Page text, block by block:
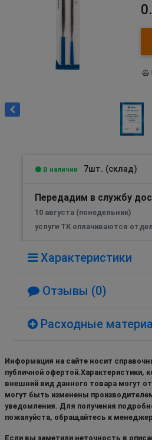
В наличии 7шт. (склад)
Передадим в службу
10 августа (понедельник)
услуги ТК оплачиваются
Характеристики
Отзывы (0)
Расходные
Информация на сайте носит
публичной офертой.Характеристики,
внешний вид данного товара могут
могут быть изменены
уведомления. Для получения
пожалуйста, обращайтесь к
Если вы заметили неточность в